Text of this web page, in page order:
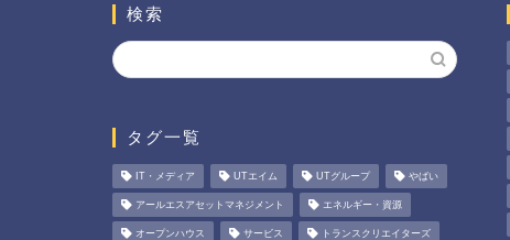
検索
タグ一覧
IT・メディア UTエイム UTグループ やばい
アールエスアセットマネジメント エネルギー・資源
オープンハウス サービス トランスクリエイターズ